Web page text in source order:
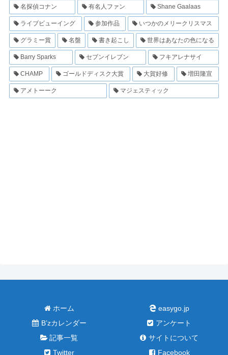
名探偵コナン 有名人ファン Shane Gaalaas
ライブビューイング 参加作品 いつかのメリークリスマス
グラミー賞 名盤 書き起こし 世界はあなたの色になる
Barry Sparks セブンイレブン フキアレナサイ
CHAMP ゴールドディスク大賞 大賀好修 増田隆宣
アメトーーク マジェスティック
ホーム
easygo.jp
B’zカレンダー
アンケート
記事一覧
サイトについて
Twitter
Facebook